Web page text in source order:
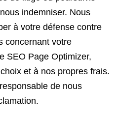
indemniser. Nous
à votre défense contre
concernant votre
SEO Page Optimizer,
et à nos propres frais.
de nous